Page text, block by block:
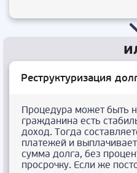
Реструктуризация
Процедура может быть
гражданина есть
доход. Тогда
платежей и
сумма долга, без
просрочку. Если же